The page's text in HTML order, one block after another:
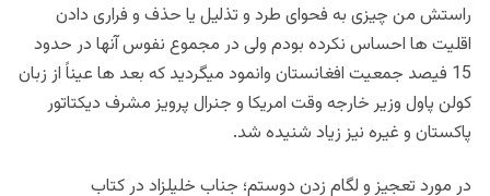
راستش من چیزی به فحوای طرد و تذلیل یا حذف و فراری دادن
اقلیت ها احساس نکرده بودم ولی در مجموع نفوس آنها در حدود
15 فیصد جمعیت افغانستان وانمود میگردید که بعد ها عیناً از زبان
کولن پاول وزیر خارجه وقت امریکا و جنرال پرویز مشرف دیکتاتور
پاکستان و غیره نیز زیاد شنیده شد.
در مورد تعجیز و لگام زدن دوستم؛ جناب خلیلزاد در کتاب